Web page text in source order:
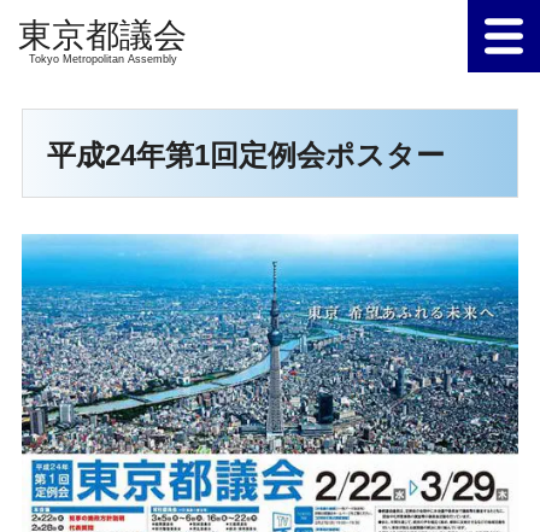
Tokyo Metropolitan Assembly
平成24年第1回定例会ポスター